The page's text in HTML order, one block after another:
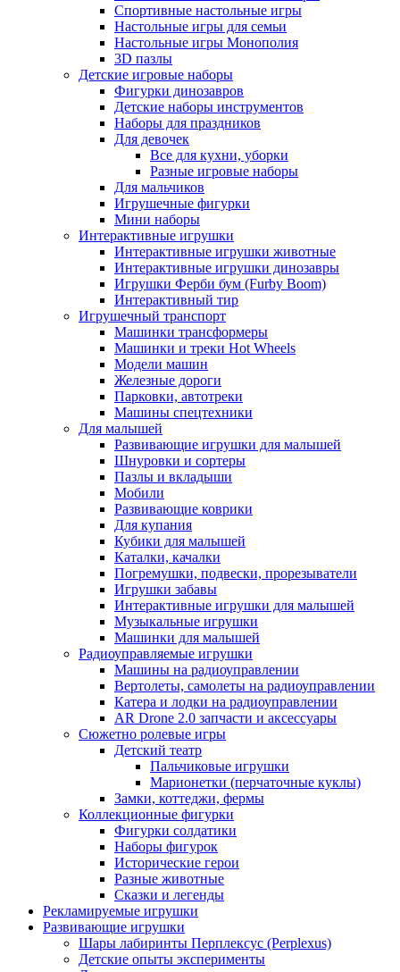
Спортивные настольные игры
Настольные игры для семьи
Настольные игры Монополия
3D пазлы
Детские игровые наборы
Фигурки динозавров
Детские наборы инструментов
Наборы для праздников
Для девочек
Все для кухни, уборки
Разные игровые наборы
Для мальчиков
Игрушечные фигурки
Мини наборы
Интерактивные игрушки
Интерактивные игрушки животные
Интерактивные игрушки динозавры
Игрушки Ферби бум (Furby Boom)
Интерактивный тир
Игрушечный транспорт
Машинки трансформеры
Машинки и треки Hot Wheels
Модели машин
Железные дороги
Парковки, автотреки
Машины спецтехники
Для малышей
Развивающие игрушки для малышей
Шнуровки и сортеры
Пазлы и вкладыши
Мобили
Развивающие коврики
Для купания
Кубики для малышей
Каталки, качалки
Погремушки, подвески, прорезыватели
Игрушки забавы
Интерактивные игрушки для малышей
Музыкальные игрушки
Машинки для малышей
Радиоуправляемые игрушки
Машины на радиоуправлении
Вертолеты, самолеты на радиоуправлении
Катера и лодки на радиоуправлении
AR Drone 2.0 запчасти и аксессуары
Сюжетно ролевые игры
Детский театр
Пальчиковые игрушки
Марионетки (перчаточные куклы)
Замки, коттеджи, фермы
Коллекционные фигурки
Фигурки солдатики
Наборы фигурок
Исторические герои
Разные животные
Сказки и легенды
Рекламируемые игрушки
Развивающие игрушки
Шары лабиринты Перплексус (Perplexus)
Детские опыты эксперименты